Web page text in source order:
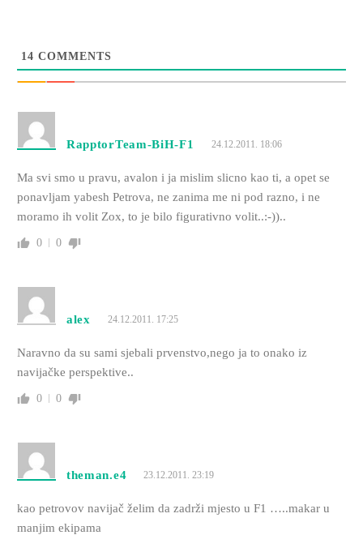
14 COMMENTS
RapptorTeam-BiH-F1 24.12.2011. 18:06
Ma svi smo u pravu, avalon i ja mislim slicno kao ti, a opet se
ponavljam yabesh Petrova, ne zanima me ni pod razno, i ne
moramo ih volit Zox, to je bilo figurativno volit..:-))..
0 0
alex 24.12.2011. 17:25
Naravno da su sami sjebali prvenstvo,nego ja to onako iz
navijačke perspektive..
0 0
theman.e4 23.12.2011. 23:19
kao petrovov navijač želim da zadrži mjesto u F1 …..makar u
manjim ekipama